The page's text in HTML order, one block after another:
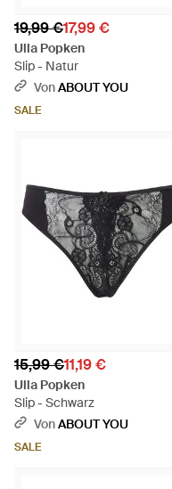
19,99 €17,99 €
Ulla Popken
Slip - Natur
VonABOUT YOU
SALE
15,99 €11,19 €
Ulla Popken
Slip - Schwarz
VonABOUT YOU
SALE